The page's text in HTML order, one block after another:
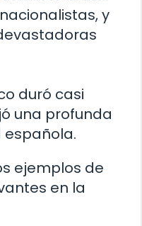
y
duró casi
una profunda
española.
ejemplos de
en la